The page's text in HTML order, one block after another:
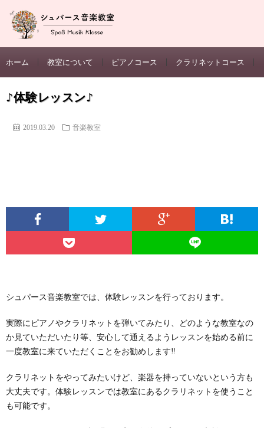
ホーム 教室について ピアノコース クラリネットコース
♪体験レッスン♪
2019.03.20 音楽教室
シュパース音楽教室では、体験レッスンを行っております。
実際にピアノやクラリネットを弾いてみたり、どのような教室なの
か見ていただいたり等、安心して通えるようレッスンを始める前に
一度教室に来ていただくことをお勧めします‼️
クラリネットをやってみたいけど、楽器を持っていないという方も
大丈夫です。体験レッスンでは教室にあるクラリネットを使うこと
も可能です。